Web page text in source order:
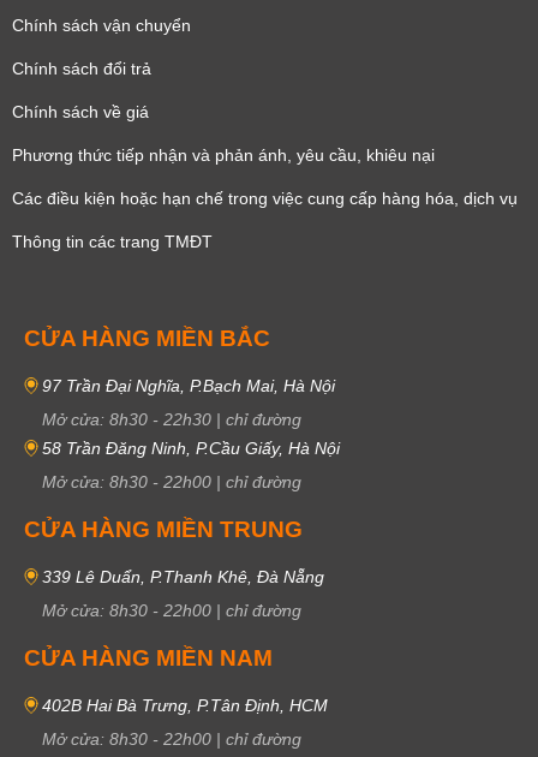
Chính sách vận chuyển
Chính sách đổi trả
Chính sách về giá
Phương thức tiếp nhận và phản ánh, yêu cầu, khiêu nại
Các điều kiện hoặc hạn chế trong việc cung cấp hàng hóa, dịch vụ
Thông tin các trang TMĐT
CỬA HÀNG MIỀN BẮC
97 Trần Đại Nghĩa, P.Bạch Mai, Hà Nội
Mở cửa: 8h30 - 22h30 | chỉ đường
58 Trần Đăng Ninh, P.Cầu Giấy, Hà Nội
Mở cửa: 8h30 - 22h00 | chỉ đường
CỬA HÀNG MIỀN TRUNG
339 Lê Duẩn, P.Thanh Khê, Đà Nẵng
Mở cửa: 8h30 - 22h00 | chỉ đường
CỬA HÀNG MIỀN NAM
402B Hai Bà Trưng, P.Tân Định, HCM
Mở cửa: 8h30 - 22h00 | chỉ đường